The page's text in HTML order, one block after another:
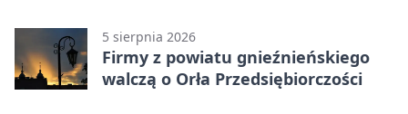
5 sierpnia 2026
Firmy z powiatu gnieźnieńskiego
walczą o Orła Przedsiębiorczości